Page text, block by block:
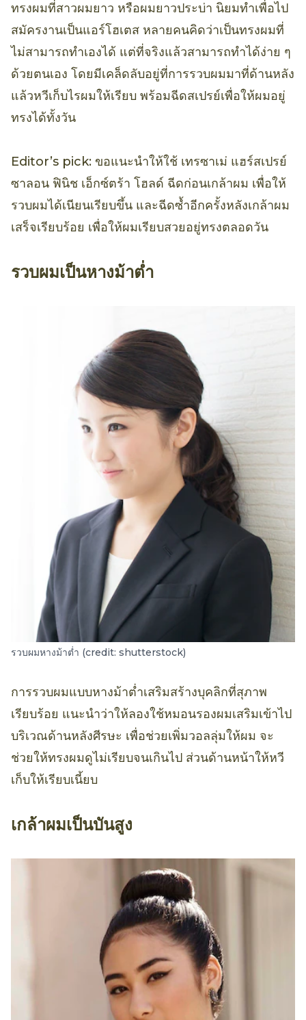
ทรงผมที่สาวผมยาว หรือผมยาวประบ่า นิยมทำเพื่อไป
สมัครงานเป็นแอร์โฮเตส หลายคนคิดว่าเป็นทรงผมที่
ไม่สามารถทำเองได้ แต่ที่จริงแล้วสามารถทำได้ง่าย ๆ
ด้วยตนเอง โดยมีเคล็ดลับอยู่ที่การรวบผมมาที่ด้านหลัง
แล้วหวีเก็บไรผมให้เรียบ พร้อมฉีดสเปรย์เพื่อให้ผมอยู่
ทรงได้ทั้งวัน
Editor’s pick: ขอแนะนำให้ใช้ เทรซาเม่ แฮร์สเปรย์
ซาลอน ฟินิช เอ็กซ์ตร้า โฮลด์ ฉีดก่อนเกล้าผม เพื่อให้
รวบผมได้เนียนเรียบขึ้น และฉีดซ้ำอีกครั้งหลังเกล้าผม
เสร็จเรียบร้อย เพื่อให้ผมเรียบสวยอยู่ทรงตลอดวัน
รวบผมเป็นหางม้าต่ำ
รวบผมหางม้าต่ำ (credit: shutterstock)
การรวบผมแบบหางม้าต่ำเสริมสร้างบุคลิกที่สุภาพ
เรียบร้อย แนะนำว่าให้ลองใช้หมอนรองผมเสริมเข้าไป
บริเวณด้านหลังศีรษะ เพื่อช่วยเพิ่มวอลลุ่มให้ผม จะ
ช่วยให้ทรงผมดูไม่เรียบจนเกินไป ส่วนด้านหน้าให้หวี
เก็บให้เรียบเนี้ยบ
เกล้าผมเป็นบันสูง